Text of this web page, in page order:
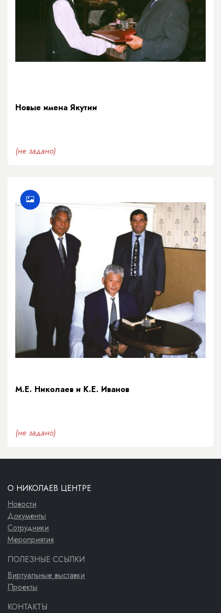
Новые имена Якутии
(не задано)
М.Е. Николаев и К.Е. Иванов
(не задано)
О НИКОЛАЕВ ЦЕНТРЕ
Новости
Документы
Сотрудники
Мероприятия
ПОЛЕЗНЫЕ ССЫЛКИ
Виртуальные выставки
Проекты
КОНТАКТЫ